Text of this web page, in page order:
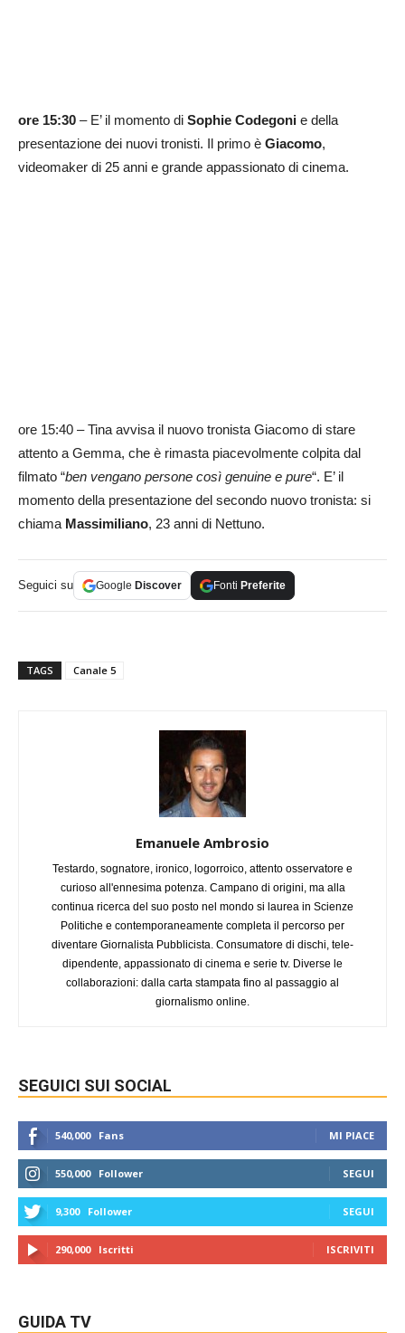
ore 15:30 – E’ il momento di Sophie Codegoni e della
presentazione dei nuovi tronisti. Il primo è Giacomo,
videomaker di 25 anni e grande appassionato di cinema.
ore 15:40 – Tina avvisa il nuovo tronista Giacomo di stare
attento a Gemma, che è rimasta piacevolmente colpita dal
filmato “ben vengano persone così genuine e pure“. E’ il
momento della presentazione del secondo nuovo tronista: si
chiama Massimiliano, 23 anni di Nettuno.
Seguici su Google Discover Fonti Preferite
TAGS Canale 5
Emanuele Ambrosio
Testardo, sognatore, ironico, logorroico, attento osservatore e
curioso all'ennesima potenza. Campano di origini, ma alla
continua ricerca del suo posto nel mondo si laurea in Scienze
Politiche e contemporaneamente completa il percorso per
diventare Giornalista Pubblicista. Consumatore di dischi, tele-
dipendente, appassionato di cinema e serie tv. Diverse le
collaborazioni: dalla carta stampata fino al passaggio al
giornalismo online.
SEGUICI SUI SOCIAL
540,000 Fans MI PIACE
550,000 Follower SEGUI
9,300 Follower SEGUI
290,000 Iscritti ISCRIVITI
GUIDA TV